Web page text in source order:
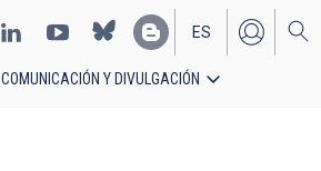
EN
ES
COMUNICACIÓN Y DIVULGACIÓN